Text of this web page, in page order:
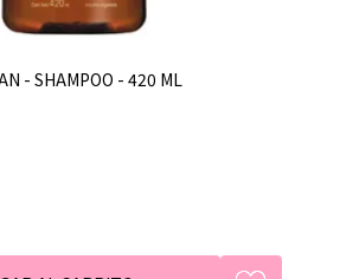
- SHAMPOO - 420 ML